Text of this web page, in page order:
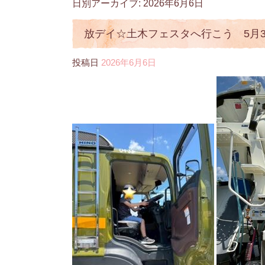
日別アーカイブ: 2026年6月6日
放デイ☆土木フェスタへ行こう 5月
投稿日 2026年6月6日